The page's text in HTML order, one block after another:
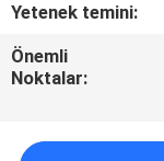
BIZIMLE
ILETIŞIME
Yetenek temini:
Önemli
Noktalar: